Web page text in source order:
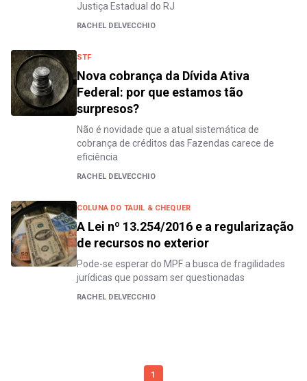
Justiça Estadual do RJ
RACHEL DELVECCHIO
STF
Nova cobrança da Dívida Ativa
Federal: por que estamos tão
surpresos?
Não é novidade que a atual sistemática de
cobrança de créditos das Fazendas carece de
eficiência
RACHEL DELVECCHIO
COLUNA DO TAUIL & CHEQUER
A Lei nº 13.254/2016 e a regularização
de recursos no exterior
Pode-se esperar do MPF a busca de fragilidades
jurídicas que possam ser questionadas
RACHEL DELVECCHIO
1